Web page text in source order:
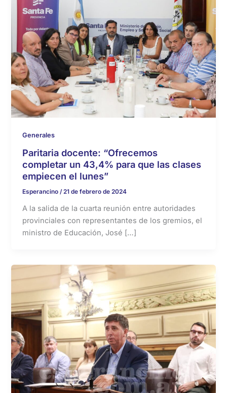
Generales
Paritaria docente: “Ofrecemos
completar un 43,4% para que las clases
empiecen el lunes”
Esperancino /21 de febrero de 2024
A la salida de la cuarta reunión entre autoridades
provinciales con representantes de los gremios, el
ministro de Educación, José […]